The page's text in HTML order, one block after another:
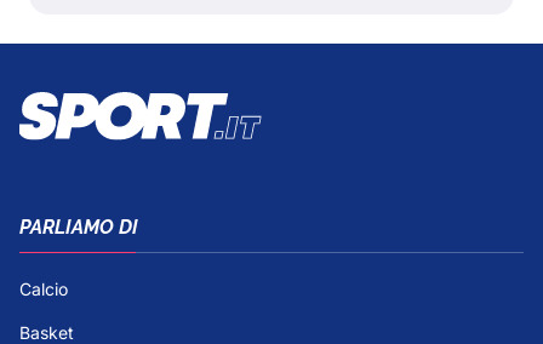
PARLIAMO DI
Calcio
Basket